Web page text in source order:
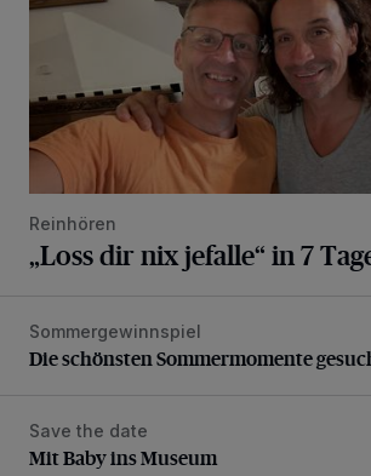
Reinhören
„Loss dir nix jefalle“ in 7
Die schönsten Sommermomente
Sommergewinnspiel
Die schönsten Sommermomente
Mit Baby ins Museum
Save the date
Mit Baby ins Museum